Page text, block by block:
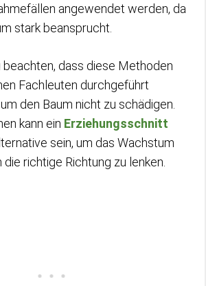
angewendet werden, da
stark beansprucht.
beachten, dass diese Methoden
Fachleuten durchgeführt
den Baum nicht zu schädigen.
kann ein Erziehungsschnitt
sein, um das Wachstum
die richtige Richtung zu lenken.